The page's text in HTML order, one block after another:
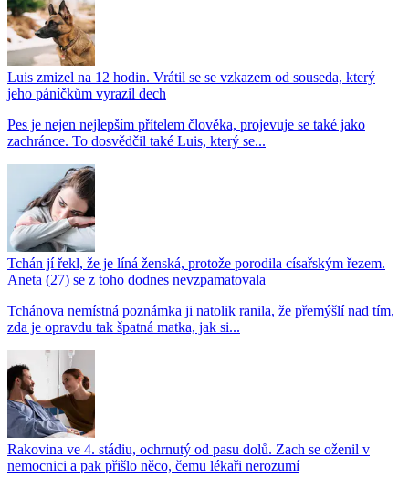
Luis zmizel na 12 hodin. Vrátil se se vzkazem od souseda, který
jeho páníčkům vyrazil dech
Pes je nejen nejlepším přítelem člověka, projevuje se také jako
zachránce. To dosvědčil také Luis, který se...
Tchán jí řekl, že je líná ženská, protože porodila císařským řezem.
Aneta (27) se z toho dodnes nevzpamatovala
Tchánova nemístná poznámka ji natolik ranila, že přemýšlí nad tím,
zda je opravdu tak špatná matka, jak si...
Rakovina ve 4. stádiu, ochrnutý od pasu dolů. Zach se oženil v
nemocnici a pak přišlo něco, čemu lékaři nerozumí